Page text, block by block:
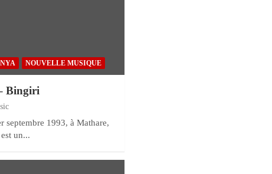
NOUVELLE MUSIQUE
Bingiri
septembre 1993, à Mathare,
un...